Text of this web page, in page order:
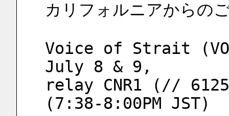
カリフォルニアからの
Voice of Strait
July 8 & 9,
relay CNR1 (//
(7:38-8:00PM JST)